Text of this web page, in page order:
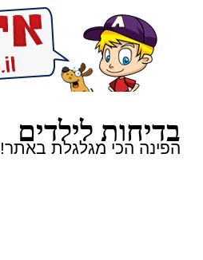
בדיחות לילדים
הפינה הכי מגלגלת באתר!